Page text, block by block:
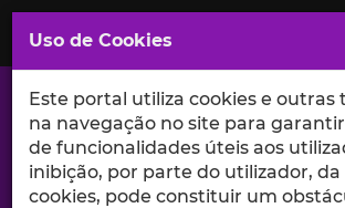
Saltar
para
Conteúdo
Principal
A excelência da investigação e ciência
Uso de Cookies
Este portal utiliza cookies e outras
na navegação no site para
de funcionalidades úteis aos
inibição, por parte do utilizador, da
cookies, pode constituir um